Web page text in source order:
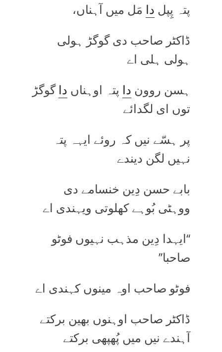
پتہ پِپل دا مَل میں آہناں،
ڈاکٹر صاحب دی گوگڑ ہولی
ہولی ہلی اے
ہسن روون دا پتہ اوہناں دا گوگڑ
توں ای لگدائے
پر ہسّے نیں کہ روئے ایہہ پتہ
نہیں لگن دیندے
بابے حسن دِین خنسامے دی
ووہٹی بُوہے کھلوتی ویہندی اے
‘‘ایہدا دِین مذہب نہیوں فوٹو
صاحبا’’
فوٹو صاحب اوہ مینوں کہندی اے
ڈاکٹر صاحب اوہنوں بھین برکتے
آہندے نیں میں پُھپھی برکتے